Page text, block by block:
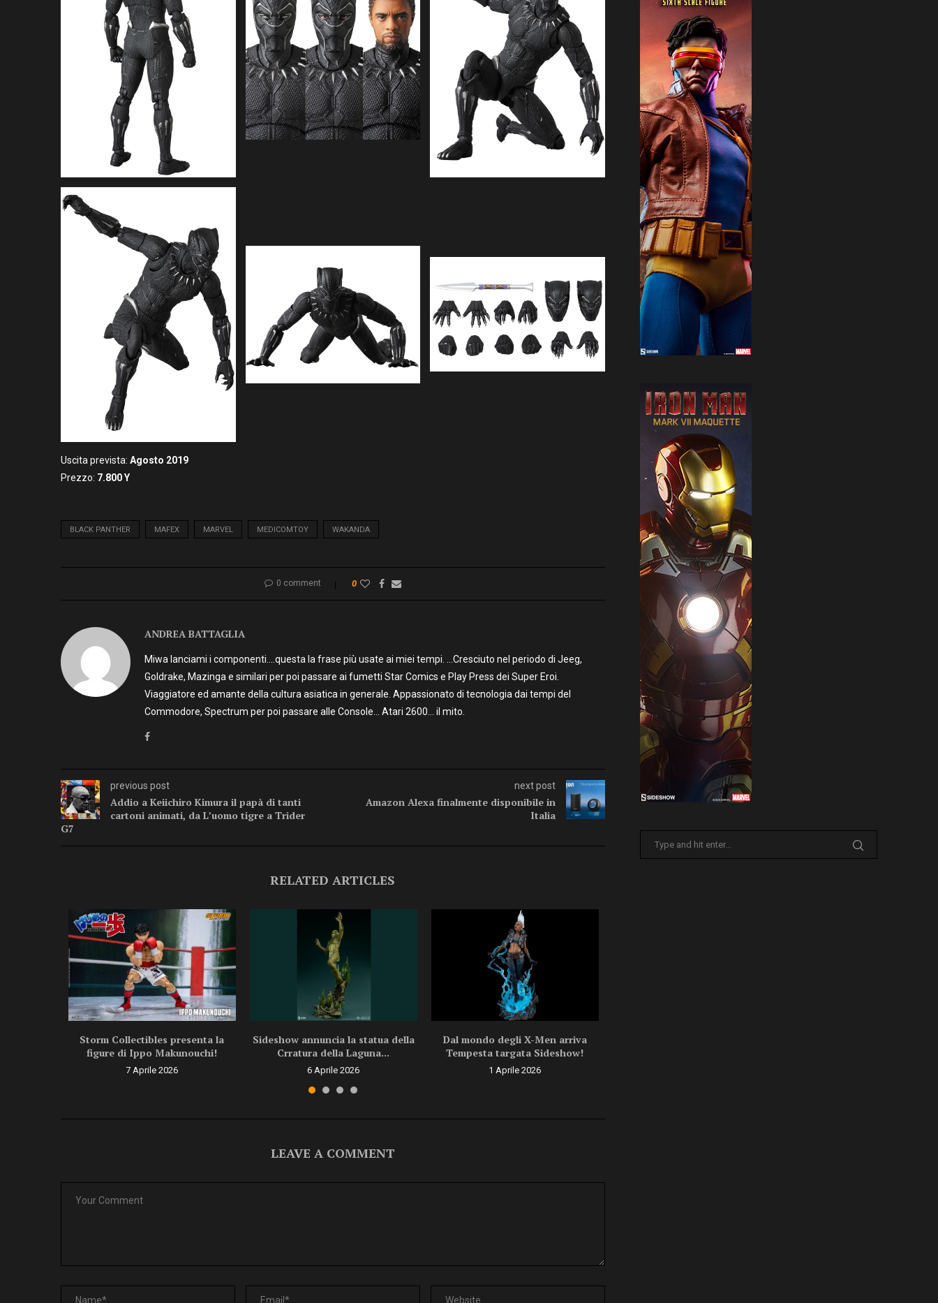
Uscita prevista: Agosto 2019
Prezzo: 7.800Y
BLACK PANTHER MAFEX MARVEL MEDICOMTOY WAKANDA
0 comment 0
ANDREA BATTAGLIA
Miwa lanciami i componenti….questa la frase più usate ai miei tempi. …Cresciuto nel periodo di Jeeg,
Goldrake, Mazinga e similari per poi passare ai fumetti Star Comics e Play Press dei Super Eroi.
Viaggiatore ed amante della cultura asiatica in generale. Appassionato di tecnologia dai tempi del
Commodore, Spectrum per poi passare alle Console… Atari 2600… il mito.
previous post
Addio a Keiichiro Kimura il papà di tanti
cartoni animati, da Lʼuomo tigre a Trider
G7
next post
Amazon Alexa finalmente disponibile in
Italia
RELATED ARTICLES
Storm Collectibles presenta la
figure di Ippo Makunouchi!
7 Aprile 2026
Sideshow annuncia la statua della
Crratura della Laguna...
6 Aprile 2026
Dal mondo degli X-Men arriva
Tempesta targata Sideshow!
1 Aprile 2026
LEAVE A COMMENT